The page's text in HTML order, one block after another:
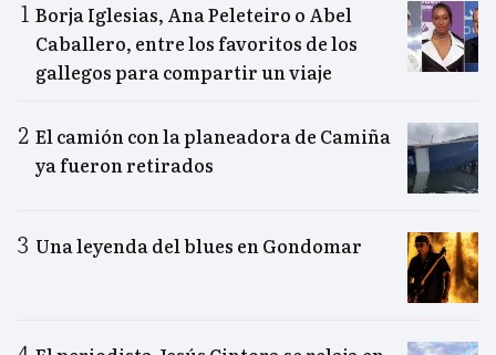
Borja Iglesias, Ana Peleteiro o Abel
Caballero, entre los favoritos de los
gallegos para compartir un viaje
El camión con la planeadora de Camiña
ya fueron retirados
Una leyenda del blues en Gondomar